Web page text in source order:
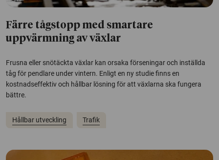
Färre tågstopp med smartare
uppvärmning av växlar
Frusna eller snötäckta växlar kan orsaka förseningar och inställda
tåg för pendlare under vintern. Enligt en ny studie finns en
kostnadseffektiv och hållbar lösning för att växlarna ska fungera
bättre.
Hållbar utveckling Trafik